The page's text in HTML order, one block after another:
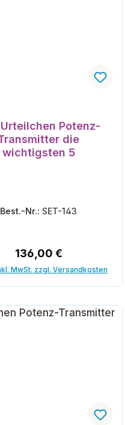
Urteilchen Potenz-
die
wichtigsten 5
Best.-Nr.: SET-143
Regulärer Preis:
136,00 €
MwSt. zzgl. Versandkosten